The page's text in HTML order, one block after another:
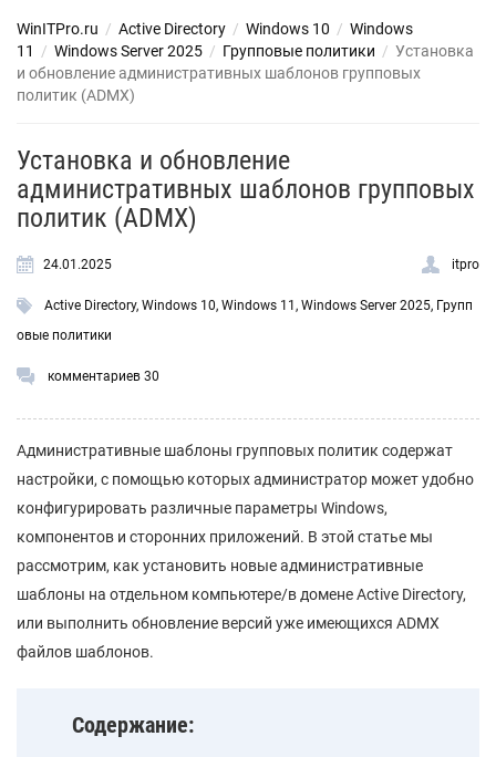
WinITPro.ru / Active Directory / Windows 10 / Windows
11
/ Windows Server 2025 / Групповые политики / Установка
и обновление административных шаблонов групповых
политик (ADMX)
Установка и обновление
административных шаблонов групповых
политик (ADMX)
24.01.2025 itpro
Active Directory, Windows 10, Windows 11 , Windows Server 2025, Групп
овые политики
комментариев 30
Административные шаблоны групповых политик содержат
настройки, с помощью которых администратор может удобно
конфигурировать различные параметры Windows,
компонентов и сторонних приложений. В этой статье мы
рассмотрим, как установить новые административные
шаблоны на отдельном компьютере/в домене Active Directory,
или выполнить обновление версий уже имеющихся ADMX
файлов шаблонов.
Содержание: